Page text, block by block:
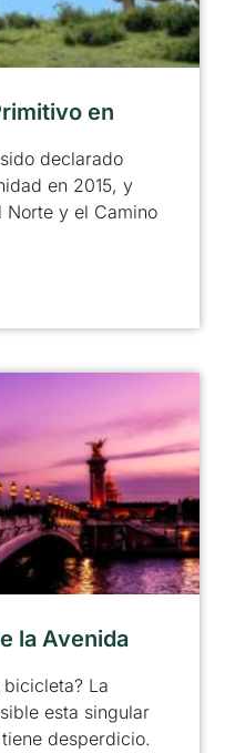
en
declarado
en 2015, y
Norte y el Camino
la Avenida
La
esta singular
desperdicio.